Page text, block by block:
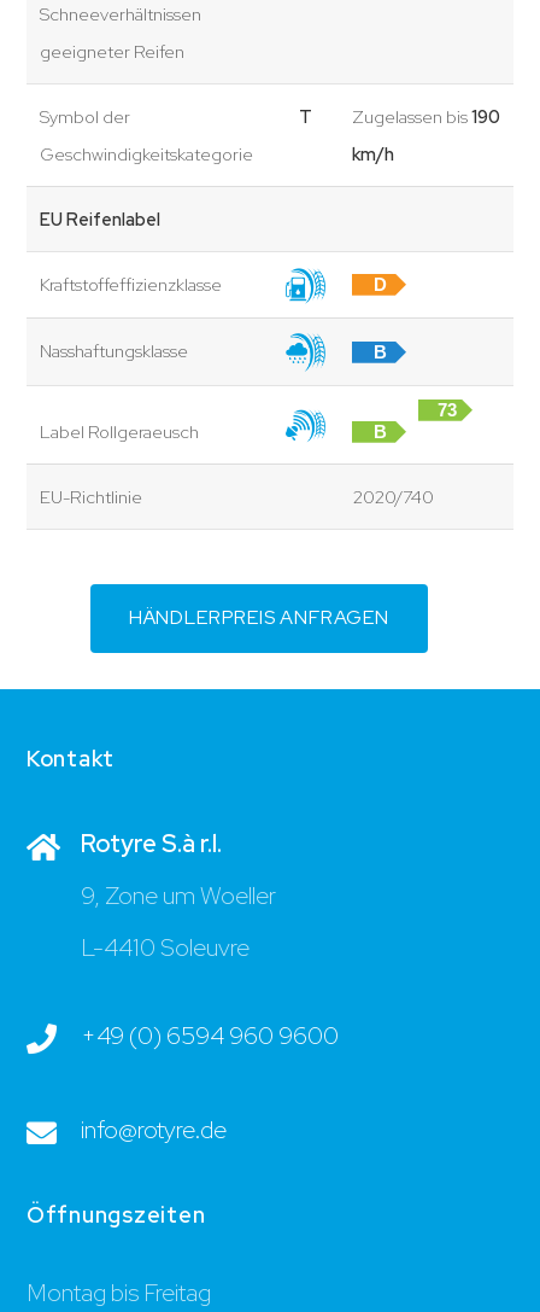
Schneeverhältnissen
geeigneter Reifen
Symbol der
Geschwindigkeitskategorie
T Zugelassen bis190
km/h
EU Reifenlabel
Kraftstoffeffizienzklasse D
Nasshaftungsklasse B
Label Rollgeraeusch B
73
EU-Richtlinie 2020/740
HÄNDLERPREIS ANFRAGEN
Kontakt
Rotyre S.à r.l.
9, Zone um Woeller
L-4410 Soleuvre
+49 (0) 6594 960 9600
info@rotyre.de
Öffnungszeiten
Montag bis Freitag